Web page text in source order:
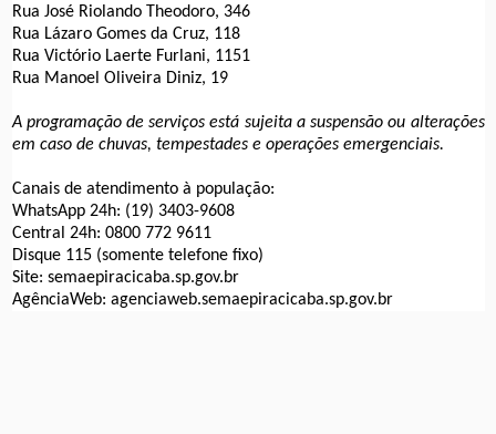
Rua José Riolando Theodoro, 346
Rua Lázaro Gomes da Cruz, 118
Rua Victório Laerte Furlani, 1151
Rua Manoel Oliveira Diniz, 19
A programação de serviços está sujeita a suspensão ou alterações
em caso de chuvas, tempestades e operações emergenciais.
Canais de atendimento à população:
WhatsApp 24h: (19) 3403-9608
Central 24h: 0800 772 9611
Disque 115 (somente telefone fixo)
Site: semaepiracicaba.sp.gov.br
AgênciaWeb: agenciaweb.semaepiracicaba.sp.gov.br